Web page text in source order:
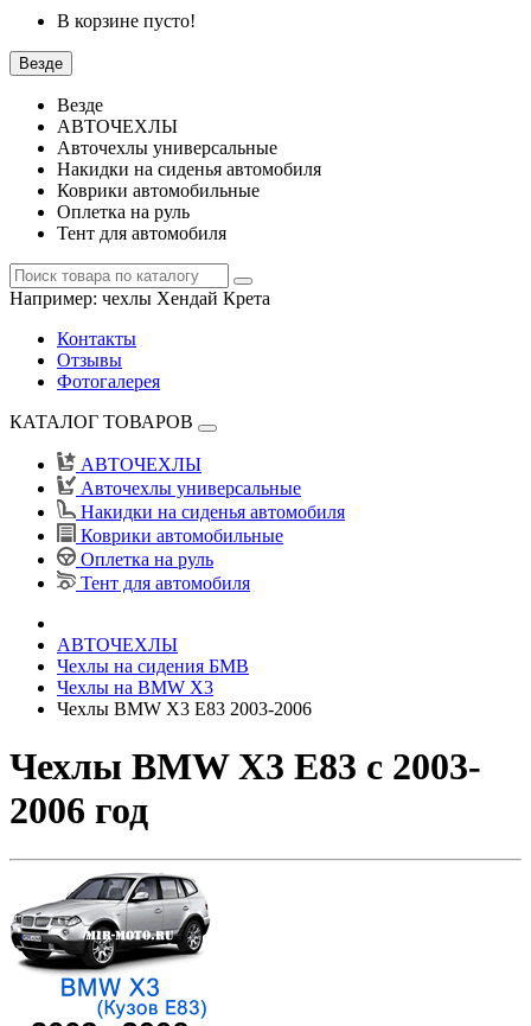
В корзине пусто!
Везде
Везде
АВТОЧЕХЛЫ
Авточехлы универсальные
Накидки на сиденья автомобиля
Коврики автомобильные
Оплетка на руль
Тент для автомобиля
Например: чехлы Хендай Крета
Контакты
Отзывы
Фотогалерея
КАТАЛОГ ТОВАРОВ
АВТОЧЕХЛЫ
Авточехлы универсальные
Накидки на сиденья автомобиля
Коврики автомобильные
Оплетка на руль
Тент для автомобиля
АВТОЧЕХЛЫ
Чехлы на сидения БМВ
Чехлы на BMW X3
Чехлы BMW X3 E83 2003-2006
Чехлы BMW X3 E83 с 2003-
2006 год